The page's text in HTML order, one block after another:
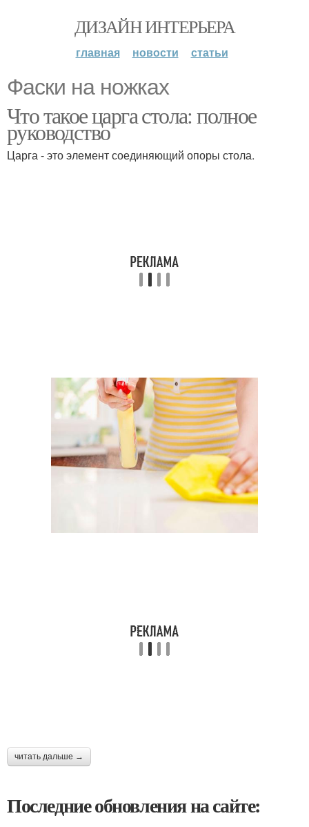
ДИЗАЙН ИНТЕРЬЕРА
главная новости статьи
Фаски на ножках
Что такое царга стола: полное
руководство
Царга - это элемент соединяющий опоры стола.
читать дальше →
Последние обновления на сайте: